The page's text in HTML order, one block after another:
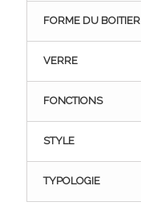
FORME DU BOITIER
VERRE
FONCTIONS
STYLE
TYPOLOGIE